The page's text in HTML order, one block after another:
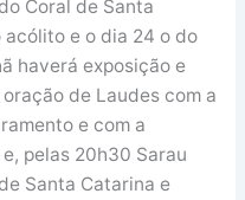
Coral de Santa
e o dia 24 o do
haverá exposição e
de Laudes com a
e com a
pelas 20h30 Sarau
Santa Catarina e